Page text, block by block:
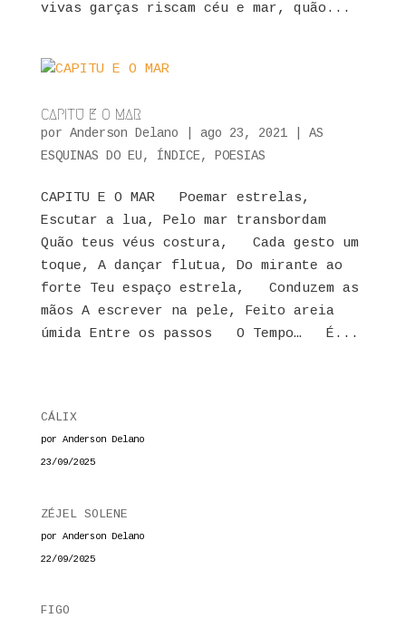
vivas garças riscam céu e mar, quão...
CAPITU E O MAR
por Anderson Delano ago 23, 2021| AS
ESQUINAS DO EU, ÍNDICE, POESIAS
CAPITU E O MAR Poemar estrelas,
Escutar a lua, Pelo mar transbordam
Quão teus véus costura, Cada gesto um
toque, A dançar flutua, Do mirante ao
forte Teu espaço estrela, Conduzem as
mãos A escrever na pele, Feito areia
úmida Entre os passos O Tempo… É...
CÁLIX
por Anderson Delano
23/09/2025
ZÉJEL SOLENE
por Anderson Delano
22/09/2025
FIGO